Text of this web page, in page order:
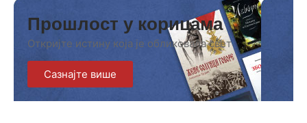
Прошлост у корицама
Откријте истину која је обликовала свет
Сазнајте више